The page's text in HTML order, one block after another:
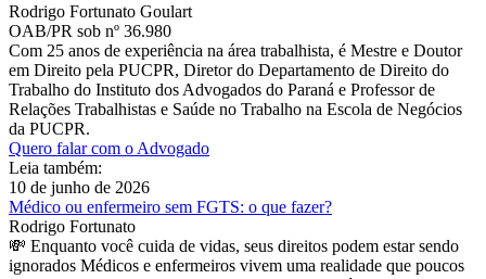
Rodrigo Fortunato Goulart
OAB/PR sob nº 36.980
Com 25 anos de experiência na área trabalhista, é Mestre e Doutor
em Direito pela PUCPR, Diretor do Departamento de Direito do
Trabalho do Instituto dos Advogados do Paraná e Professor de
Relações Trabalhistas e Saúde no Trabalho na Escola de Negócios
da PUCPR.
Quero falar com o Advogado
Leia também:
10 de junho de 2026
Médico ou enfermeiro sem FGTS: o que fazer?
Rodrigo Fortunato
💸 Enquanto você cuida de vidas, seus direitos podem estar sendo
ignorados Médicos e enfermeiros vivem uma realidade que poucos